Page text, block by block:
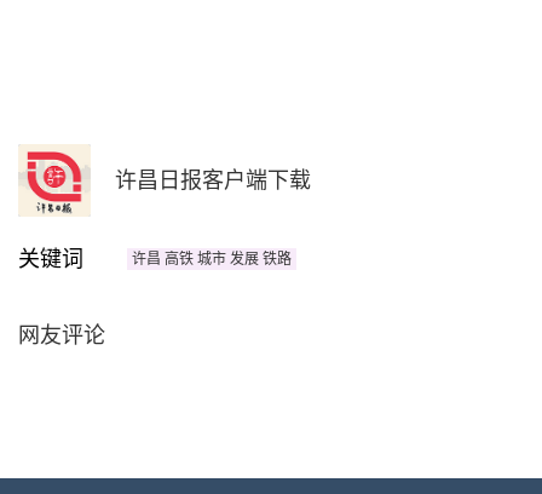
许昌日报客户端下载
关键词 许昌 高铁 城市 发展 铁路
网友评论